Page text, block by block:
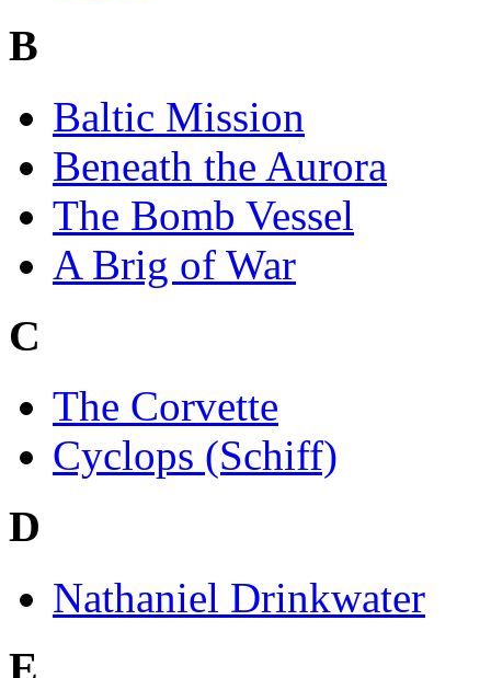
B
Baltic Mission
Beneath the Aurora
The Bomb Vessel
A Brig of War
C
The Corvette
Cyclops (Schiff)
D
Nathaniel Drinkwater
E